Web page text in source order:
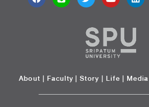
About | Faculty | Story | Life | Media